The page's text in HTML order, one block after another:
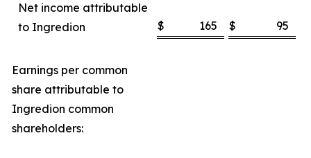
Net income attributable
to Ingredion
$ 165 $ 95
Earnings per common
share attributable to
Ingredion common
shareholders: